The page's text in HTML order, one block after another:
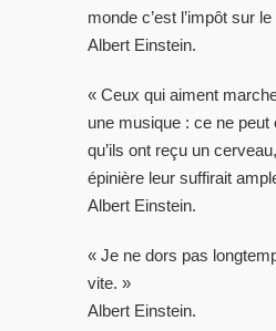
monde c’est l’impôt sur
Albert Einstein.
« Ceux qui aiment
une musique : ce ne peut
qu’ils ont reçu un
épinière leur suffirait
Albert Einstein.
« Je ne dors pas
vite. »
Albert Einstein.